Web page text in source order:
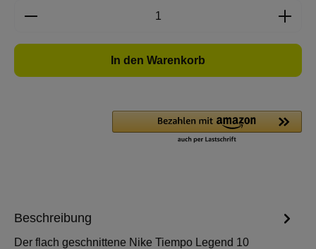
Produkt Anzahl: Gib den gewünschten
In den Warenkorb
Beschreibung
Der flach geschnittene Nike Tiempo Legend 10